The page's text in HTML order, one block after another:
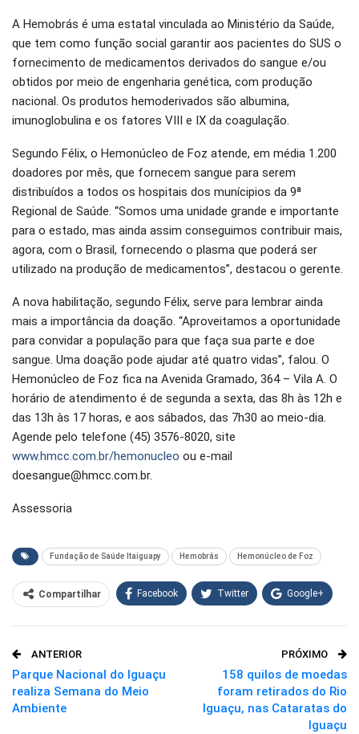
A Hemobrás é uma estatal vinculada ao Ministério da Saúde,
que tem como função social garantir aos pacientes do SUS o
fornecimento de medicamentos derivados do sangue e/ou
obtidos por meio de engenharia genética, com produção
nacional. Os produtos hemoderivados são albumina,
imunoglobulina e os fatores VIII e IX da coagulação.
Segundo Félix, o Hemonúcleo de Foz atende, em média 1.200
doadores por mês, que fornecem sangue para serem
distribuídos a todos os hospitais dos munícipios da 9ª
Regional de Saúde. “Somos uma unidade grande e importante
para o estado, mas ainda assim conseguimos contribuir mais,
agora, com o Brasil, fornecendo o plasma que poderá ser
utilizado na produção de medicamentos”, destacou o gerente.
A nova habilitação, segundo Félix, serve para lembrar ainda
mais a importância da doação. “Aproveitamos a oportunidade
para convidar a população para que faça sua parte e doe
sangue. Uma doação pode ajudar até quatro vidas”, falou. O
Hemonúcleo de Foz fica na Avenida Gramado, 364 – Vila A. O
horário de atendimento é de segunda a sexta, das 8h às 12h e
das 13h às 17 horas, e aos sábados, das 7h30 ao meio-dia.
Agende pelo telefone (45) 3576-8020, site
www.hmcc.com.br/hemonucleo ou e-mail
doesangue@hmcc.com.br.
Assessoria
Fundação de Saúde Itaiguapy Hemobrás Hemonúcleo de Foz
Compartilhar Facebook Twitter Google+
O email
ANTERIOR
Parque Nacional do Iguaçu
realiza Semana do Meio
Ambiente
PRÓXIMO
158 quilos de moedas
foram retirados do Rio
Iguaçu, nas Cataratas do
Iguaçu